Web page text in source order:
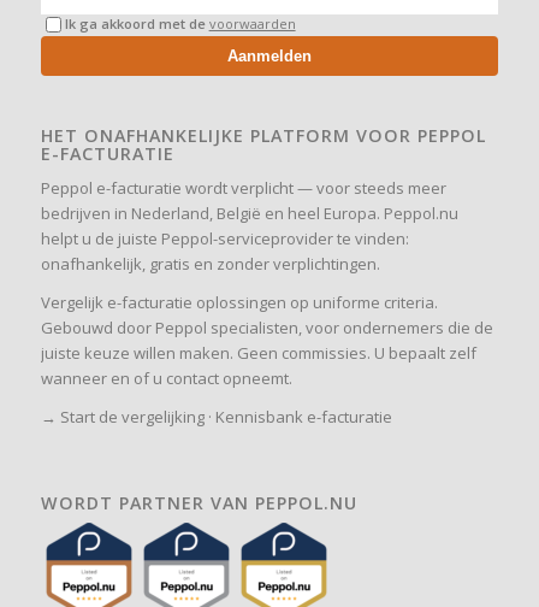
Ik ga akkoord met de voorwaarden
Aanmelden
HET ONAFHANKELIJKE PLATFORM VOOR PEPPOL
E-FACTURATIE
Peppol e-facturatie wordt verplicht — voor steeds meer
bedrijven in Nederland, België en heel Europa. Peppol.nu
helpt u de juiste Peppol-serviceprovider te vinden:
onafhankelijk, gratis en zonder verplichtingen.
Vergelijk e-facturatie oplossingen op uniforme criteria.
Gebouwd door Peppol specialisten, voor ondernemers die de
juiste keuze willen maken. Geen commissies. U bepaalt zelf
wanneer en of u contact opneemt.
→ Start de vergelijking· Kennisbank e-facturatie
WORDT PARTNER VAN PEPPOL.NU